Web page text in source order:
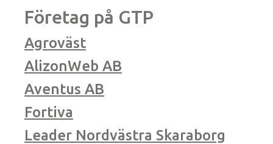
Företag på GTP
Agroväst
AlizonWeb AB
Aventus AB
Fortiva
Leader Nordvästra Skaraborg